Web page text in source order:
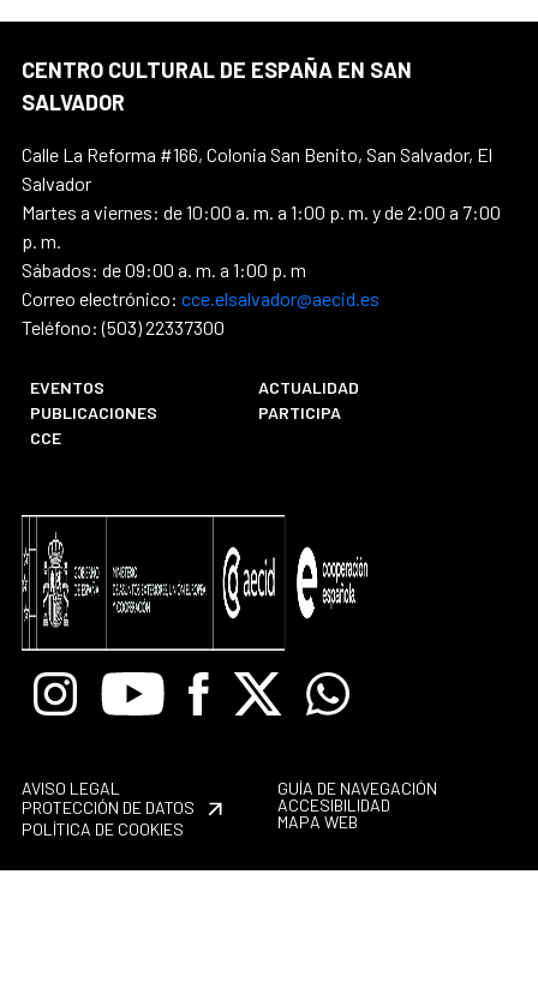
CENTRO CULTURAL DE ESPAÑA EN SAN
SALVADOR
Calle La Reforma #166, Colonia San Benito, San Salvador, El
Salvador
Martes a viernes: de 10:00 a. m. a 1:00 p. m. y de 2:00 a 7:00
p. m.
Sábados: de 09:00 a. m. a 1:00 p. m
Correo electrónico: cce.elsalvador@aecid.es
Teléfono: (503) 22337300
EVENTOS
ACTUALIDAD
PUBLICACIONES
PARTICIPA
CCE
InstagramYoutube Facebook
X Whatsapp
AVISO LEGAL
PROTECCIÓN DE DATOS
POLÍTICA DE COOKIES
GUÍA DE NAVEGACIÓN
ACCESIBILIDAD
MAPA WEB